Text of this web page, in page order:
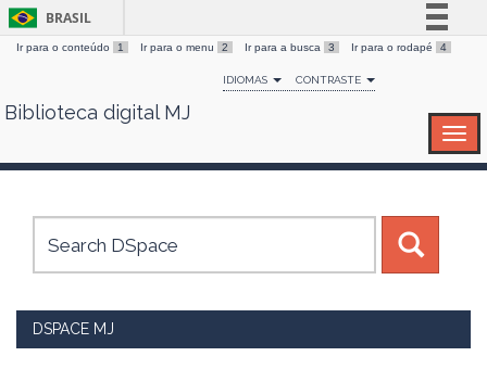
Skip
BRASIL
Simplifique!
Comunica BR
Canais
Ir para o conteúdo 1 Ir para o menu 2 Ir para a busca 3 Ir para o rodapé 4
IDIOMAS CONTRASTE
Biblioteca digital MJ
DSPACE MJ